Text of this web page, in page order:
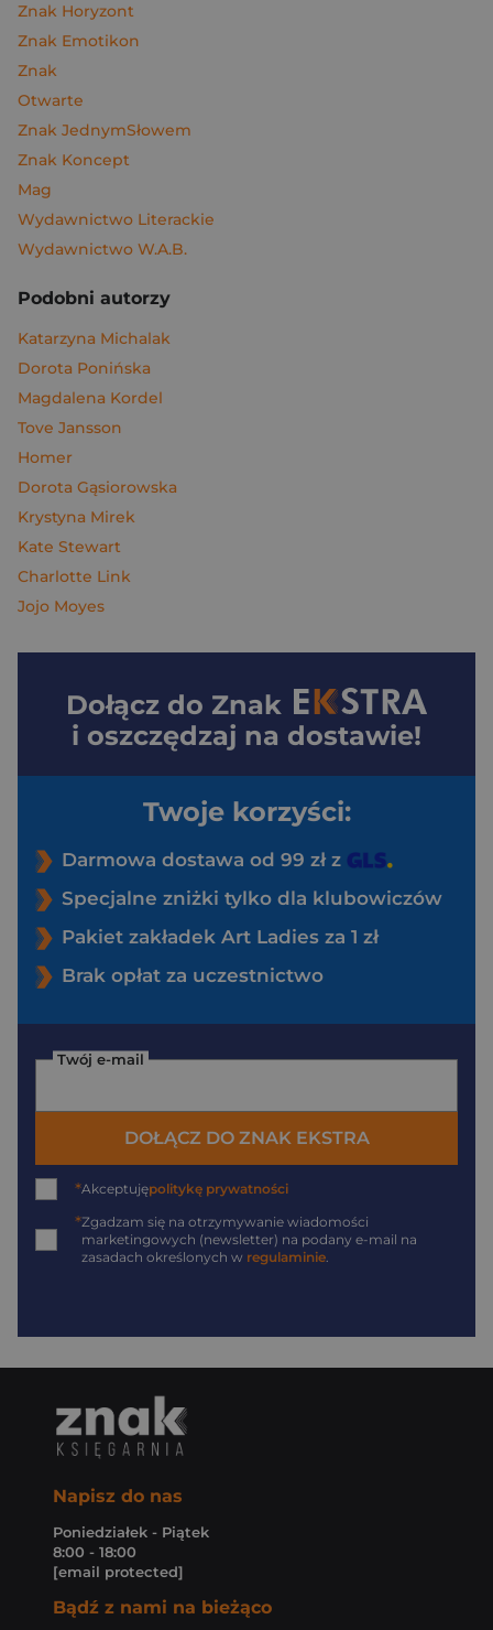
Znak Horyzont
Znak Emotikon
Znak
Otwarte
Znak JednymSłowem
Znak Koncept
Mag
Wydawnictwo Literackie
Wydawnictwo W.A.B.
Podobni autorzy
Katarzyna Michalak
Dorota Ponińska
Magdalena Kordel
Tove Jansson
Homer
Dorota Gąsiorowska
Krystyna Mirek
Kate Stewart
Charlotte Link
Jojo Moyes
Dołącz do Znak
i oszczędzaj na dostawie!
Twoje korzyści:
Darmowa dostawa od 99 zł z
Specjalne zniżki tylko dla klubowiczów
Pakiet zakładek Art Ladies za 1 zł
Brak opłat za uczestnictwo
Twój e-mail
DOŁĄCZ DO ZNAK EKSTRA
*Akceptujępolitykę prywatności
*Zgadzam się na otrzymywanie wiadomości
marketingowych (newsletter) na podany e-mail na
zasadach określonych w regulaminie.
Napisz do nas
Poniedziałek - Piątek
8:00 - 18:00
[email protected]
Bądź z nami na bieżąco